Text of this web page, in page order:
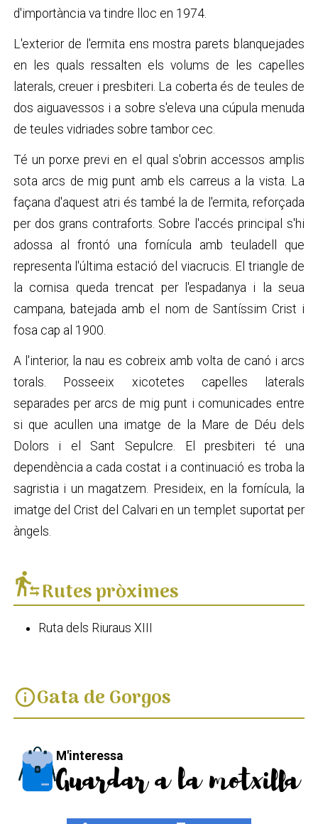
d'importància va tindre lloc en 1974.
L'exterior de l'ermita ens mostra parets blanquejades
en les quals ressalten els volums de les capelles
laterals, creuer i presbiteri. La coberta és de teules de
dos aiguavessos i a sobre s'eleva una cúpula menuda
de teules vidriades sobre tambor cec.
Té un porxe previ en el qual s'obrin accessos amplis
sota arcs de mig punt amb els carreus a la vista. La
façana d'aquest atri és també la de l'ermita, reforçada
per dos grans contraforts. Sobre l'accés principal s'hi
adossa al frontó una fornícula amb teuladell que
representa l'última estació del viacrucis. El triangle de
la cornisa queda trencat per l'espadanya i la seua
campana, batejada amb el nom de Santíssim Crist i
fosa cap al 1900.
A l'interior, la nau es cobreix amb volta de canó i arcs
torals. Posseeix xicotetes capelles laterals
separades per arcs de mig punt i comunicades entre
si que acullen una imatge de la Mare de Déu dels
Dolors i el Sant Sepulcre. El presbiteri té una
dependència a cada costat i a continuació es troba la
sagristia i un magatzem. Presideix, en la fornícula, la
imatge del Crist del Calvari en un templet suportat per
àngels.
transfer_within_a_stationRutes pròximes
Ruta dels Riuraus XIII
infoGata de Gorgos
M'interessa
Guardar a la motxilla